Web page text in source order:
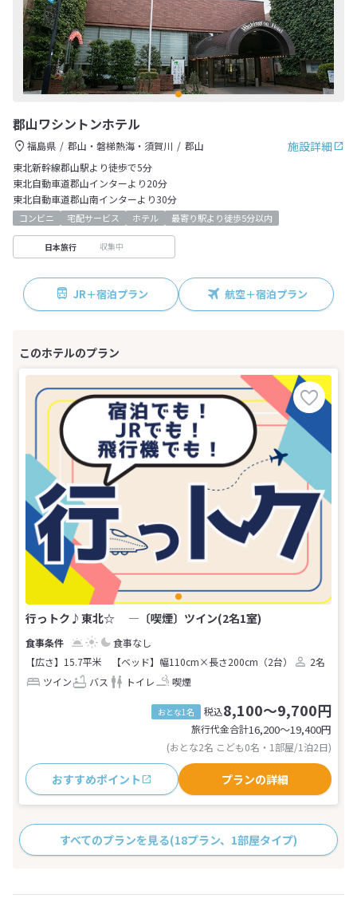
郡山ワシントンホテル
施設詳細
福島県 郡山・磐梯熱海・須賀川
郡山
東北新幹線郡山駅より徒歩で5分
東北自動車道郡山インターより20分
東北自動車道郡山南インターより30分
コンビニ 宅配サービス ホテル 最寄り駅より徒歩5分以内
日本旅行 収集中
JR＋宿泊プラン 航空＋宿泊プラン
行っトク♪東北☆ ―〔喫煙〕ツイン(2名1室)
食事なし
【広さ】15.7平米
【ベッド】幅110cm×長さ200cm（2台）
2名
ツイン
バス トイレ 喫煙
おとな1名 税込8,100～9,700円
旅行代金合計16,200〜19,400円
(おとな2名 こども0名・1部屋/1泊2日)
おすすめポイント プランの詳細
すべてのプランを見る(18プラン、1部屋タイプ)